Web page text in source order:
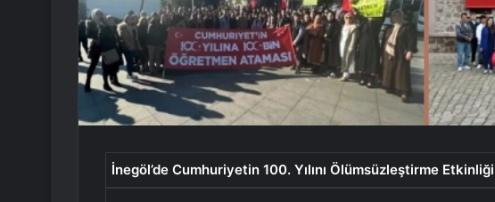
İnegöl’de Cumhuriyetin 100. Yılını Ölümsüzleştirme Etkinliği